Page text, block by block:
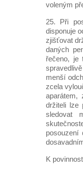
voleným
25. Při
disponuje
zjišťovat
daných
řečeno, je
menší
zcela
aparátem,
držiteli lze
sledovat
posouzení
K